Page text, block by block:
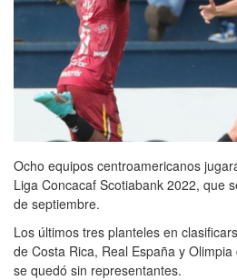
Ocho equipos centroamericanos
Liga Concacaf Scotiabank 2022, que
de septiembre.
Los últimos tres planteles en
de Costa Rica, Real España y
se quedó sin representantes.